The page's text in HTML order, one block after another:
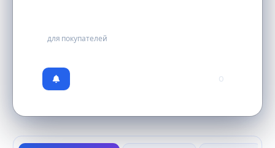
для покупателей
0